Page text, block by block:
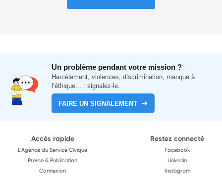
Un problème pendant votre mission ?
Harcèlement, violences, discrimination, manque à
l’éthique... : signalez-le.
FAIRE UN SIGNALEMENT
Accès rapide
L'Agence du Service Civique
Presse & Publication
Connexion
Restez connecté
Facebook
Linkedin
Instagram